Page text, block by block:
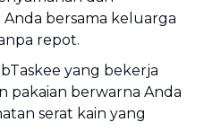
bersama keluarga
repot.
yang bekerja
pakaian berwarna Anda
serat kain yang